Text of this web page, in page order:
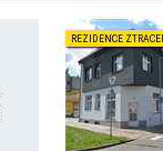
REZIDENCE